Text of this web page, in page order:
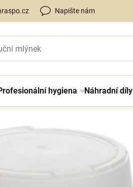
Napište nám
hygiena Náhradní díly